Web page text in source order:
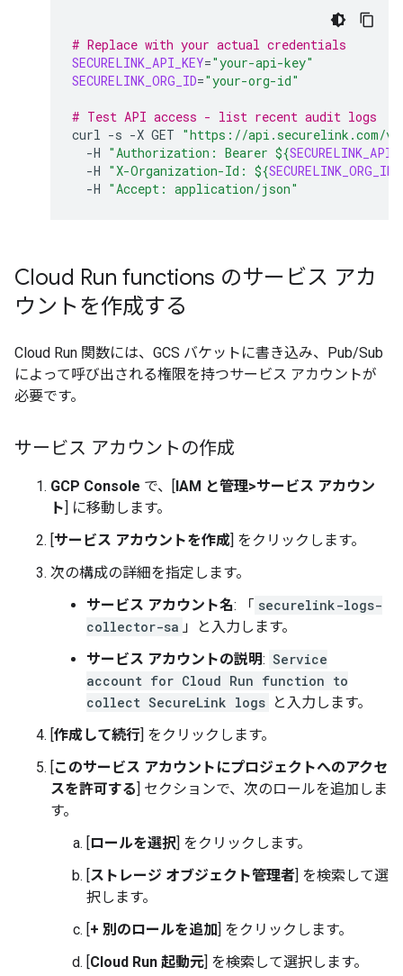
# Replace with your actual credentials
SECURELINK_API_KEY="your-api-key"
SECURELINK_ORG_ID="your-org-id"
# Test API access - list recent audit logs
curl -s -X GET "https://api.securelink.com/
-H "Authorization: Bearer ${
-H "X-Organization-Id: ${SECURELINK_ORG_ID
-H "Accept: application/json"
Cloud Run functions のサービス アカ
ウントを作成する
Cloud Run 関数には、GCS バケットに書き込み、Pub/Sub
によって呼び出される権限を持つサービス アカウントが
必要です。
サービス アカウントの作成
GCP Console で、[IAM と管理>サービス アカウン
ト] に移動します。
[サービス アカウントを作成] をクリックします。
次の構成の詳細を指定します。
サービス アカウント名: 「 securelink-logs-
collector-sa 」と入力します。
サービス アカウントの説明: Service
account for Cloud Run function to
collect SecureLink logs と入力します。
[作成して続行] をクリックします。
[このサービス アカウントにプロジェクトへのアクセ
スを許可する] セクションで、次のロールを追加しま
す。
[ロールを選択] をクリックします。
[ストレージ オブジェクト管理者] を検索して選
択します。
[+ 別のロールを追加] をクリックします。
[Cloud Run 起動元] を検索して選択します。